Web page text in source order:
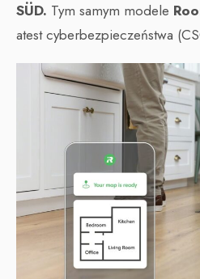
SÜD. Tym samym modele
atest cyberbezpieczeństwa